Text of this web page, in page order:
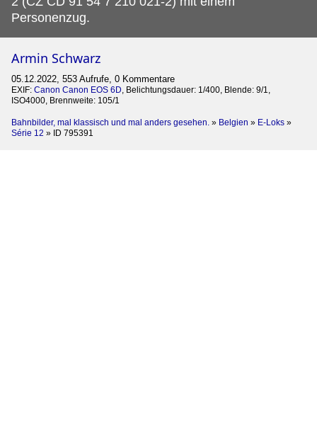
Personenzug.
Armin Schwarz
05.12.2022, 553 Aufrufe, 0 Kommentare
EXIF: Canon Canon EOS 6D, Belichtungsdauer: 1/400, Blende: 9/1,
ISO4000, Brennweite: 105/1
Bahnbilder, mal klassisch und mal anders gesehen. » Belgien » E-Loks »
Série 12 » ID 795391